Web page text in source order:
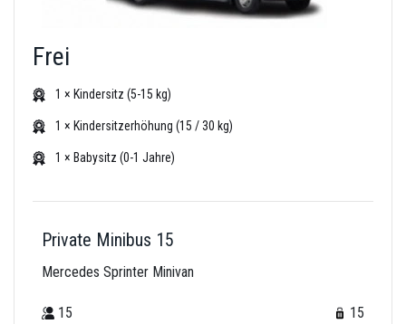
Frei
1 × Kindersitz (5-15 kg)
1 × Kindersitzerhöhung (15 / 30 kg)
1 × Babysitz (0-1 Jahre)
Private Minibus 15
Mercedes Sprinter Minivan
15 15